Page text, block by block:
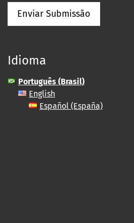
Enviar Submissão
Idioma
Português (Brasil)
English
Español (España)